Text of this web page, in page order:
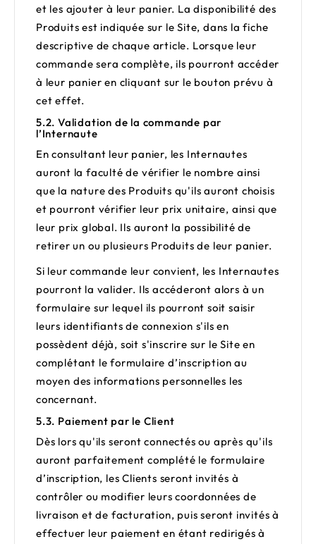
et les ajouter à leur panier. La disponibilité des
Produits est indiquée sur le Site, dans la fiche
descriptive de chaque article. Lorsque leur
commande sera complète, ils pourront accéder
à leur panier en cliquant sur le bouton prévu à
cet effet.
5.2. Validation de la commande par
l’Internaute
En consultant leur panier, les Internautes
auront la faculté de vérifier le nombre ainsi
que la nature des Produits qu'ils auront choisis
et pourront vérifier leur prix unitaire, ainsi que
leur prix global. Ils auront la possibilité de
retirer un ou plusieurs Produits de leur panier.
Si leur commande leur convient, les Internautes
pourront la valider. Ils accéderont alors à un
formulaire sur lequel ils pourront soit saisir
leurs identifiants de connexion s'ils en
possèdent déjà, soit s'inscrire sur le Site en
complétant le formulaire d’inscription au
moyen des informations personnelles les
concernant.
5.3. Paiement par le Client
Dès lors qu'ils seront connectés ou après qu'ils
auront parfaitement complété le formulaire
d’inscription, les Clients seront invités à
contrôler ou modifier leurs coordonnées de
livraison et de facturation, puis seront invités à
effectuer leur paiement en étant redirigés à